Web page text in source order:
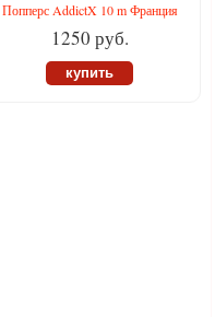
Попперс AddictX 10 m Франция
1250 руб.
купить